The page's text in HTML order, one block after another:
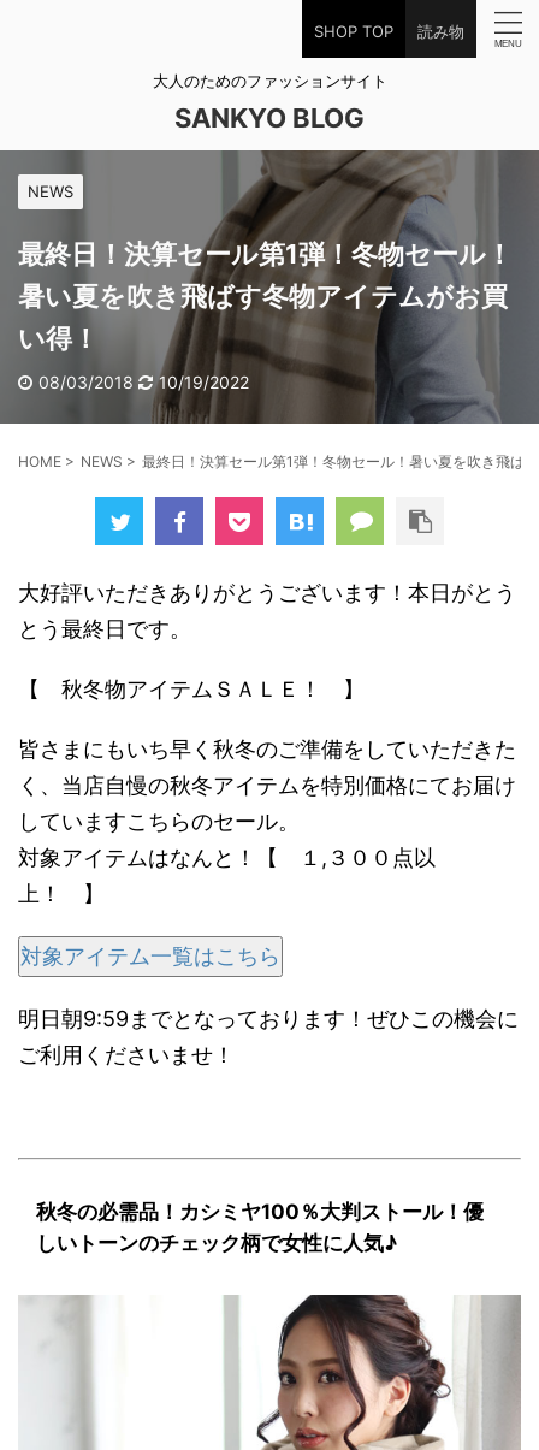
SHOP TOP 読み物
大人のためのファッションサイト
SANKYO BLOG
NEWS
最終日！決算セール第1弾！冬物セール！
暑い夏を吹き飛ばす冬物アイテムがお買
い得！
08/03/2018 10/19/2022
HOME > NEWS > 最終日！決算セール第1弾！冬物セール！暑い夏を吹き飛ば
大好評いただきありがとうございます！本日がとう
とう最終日です。
【 秋冬物アイテムＳＡＬＥ！ 】
皆さまにもいち早く秋冬のご準備をしていただきた
く、当店自慢の秋冬アイテムを特別価格にてお届け
していますこちらのセール。
対象アイテムはなんと！【 １,３００点以
上！ 】
対象アイテム一覧はこちら
明日朝9:59までとなっております！ぜひこの機会に
ご利用くださいませ！
秋冬の必需品！カシミヤ100％大判ストール！優
しいトーンのチェック柄で女性に人気♪